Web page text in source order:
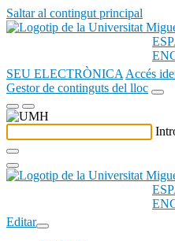
Saltar al contingut principal
SEU ELECTRÒNICA Accés
Gestor de continguts del lloc
Editar